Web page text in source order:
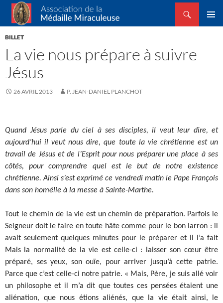
Association de la Médaille Miraculeuse
Recherche
ALLER
BILLET
La vie nous prépare à suivre
Jésus
26 AVRIL 2013 P. JEAN-DANIEL PLANCHOT
Quand Jésus parle du ciel à ses disciples, il veut leur dire, et
aujourd’hui il veut nous dire, que toute la vie chrétienne est un
travail de Jésus et de l’Esprit pour nous préparer une place à ses
côtés, pour comprendre quel est le but de notre existence
chrétienne. Ainsi s’est exprimé ce vendredi matin le Pape François
dans son homélie à la messe à Sainte-Marthe.
Tout le chemin de la vie est un chemin de préparation. Parfois le
Seigneur doit le faire en toute hâte comme pour le bon larron : il
avait seulement quelques minutes pour le préparer et il l’a fait
Mais la normalité de la vie est celle-ci : laisser son cœur être
préparé, ses yeux, son ouïe, pour arriver jusqu’à cette patrie.
Parce que c’est celle-ci notre patrie. « Mais, Père, je suis allé voir
un philosophe et il m’a dit que toutes ces pensées étaient une
aliénation, que nous étions aliénés, que la vie était ainsi, le